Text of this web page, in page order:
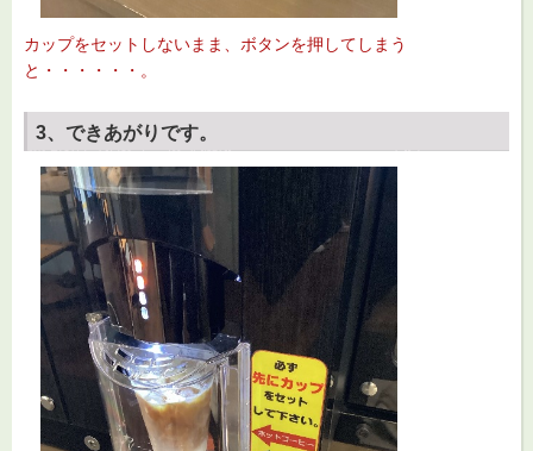
カップをセットしないまま、ボタンを押してしまう
と・・・・・・。
3、できあがりです。